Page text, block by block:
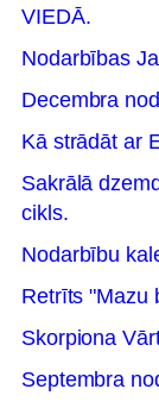
VIEDĀ.
Nodarbības
Decembra
Kā strādāt ar
Sakrālā
cikls.
Nodarbību
Retrīts "Mazu
Skorpiona
Septembra